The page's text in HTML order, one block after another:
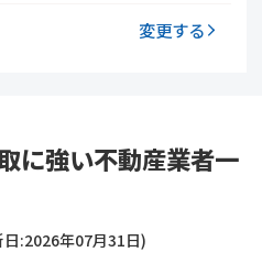
不動産リースバック
変更する
に強い不動産業者一
日:2026年07月31日)